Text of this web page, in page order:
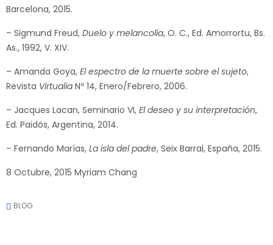
Barcelona, 2015.
– Sigmund Freud, Duelo y melancolía, O. C., Ed. Amorrortu, Bs.
As., 1992, V. XIV.
– Amanda Goya, El espectro de la muerte sobre el sujeto,
Revista Virtualia Nº 14, Enero/Febrero, 2006.
– Jacques Lacan, Seminario VI, El deseo y su interpretación,
Ed. Paidós, Argentina, 2014.
– Fernando Marías, La isla del padre, Seix Barral, España, 2015.
8 Octubre, 2015 Myriam Chang
BLOG